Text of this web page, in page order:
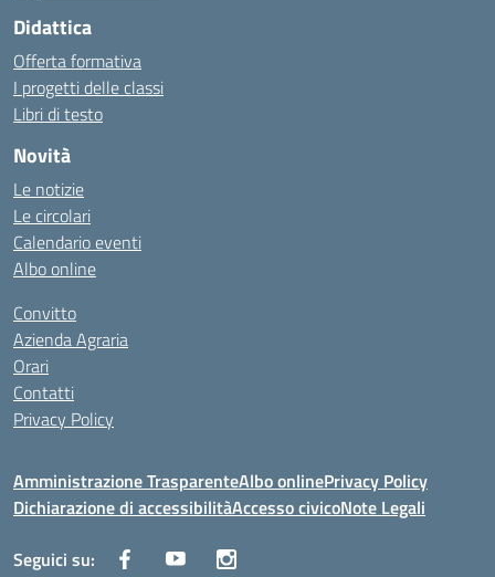
Didattica
Offerta formativa
I progetti delle classi
Libri di testo
Novità
Le notizie
Le circolari
Calendario eventi
Albo online
Convitto
Azienda Agraria
Orari
Contatti
Privacy Policy
Amministrazione TrasparenteAlbo onlinePrivacy Policy
Dichiarazione di accessibilitàAccesso civicoNote Legali
Seguici su: